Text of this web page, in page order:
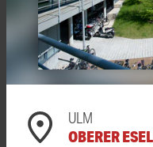
ULM
OBERER